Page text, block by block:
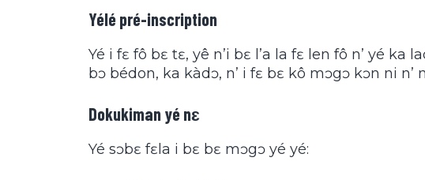
Yélé pré-inscription
Yé i fɛ fô bɛ tɛ, yê n’i bɛ l’a la fɛ len fô n’ yé
bɔ bédon, ka kàdɔ, n’ i fɛ bɛ kô mɔgɔ kɔn ni n’
Dokukiman yé nɛ
Yé sɔbɛ fɛla i bɛ bɛ mɔgɔ yé yé: